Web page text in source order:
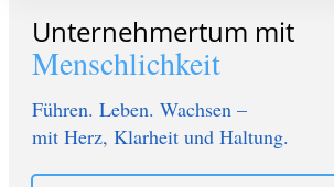
Unternehmertum mit
Menschlichkeit
Führen. Leben. Wachsen –
mit Herz, Klarheit und Haltung.